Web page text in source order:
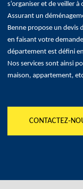
s’organiser et de veiller
Assurant un
Benne propose un devis
en faisant votre
département est défini
Nos services sont ainsi
maison, appartement,
CONTACTEZ-